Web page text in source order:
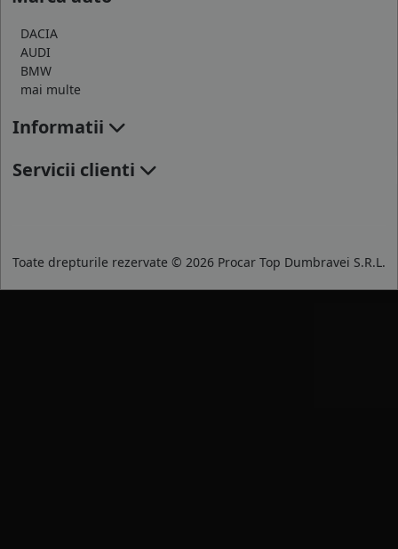
DACIA
AUDI
BMW
mai multe
Informatii
Servicii clienti
Toate drepturile rezervate © 2026 Procar Top Dumbravei S.R.L.